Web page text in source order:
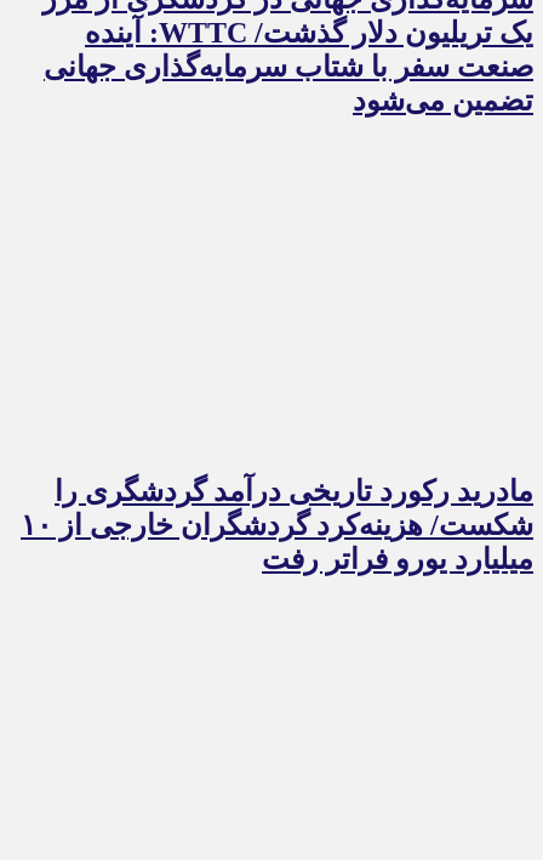
یک تریلیون دلار گذشت/ WTTC: آینده
صنعت سفر با شتاب سرمایه‌گذاری جهانی
تضمین می‌شود
مادرید رکورد تاریخی درآمد گردشگری را
شکست/ هزینه‌کرد گردشگران خارجی از ۱۰
میلیارد یورو فراتر رفت